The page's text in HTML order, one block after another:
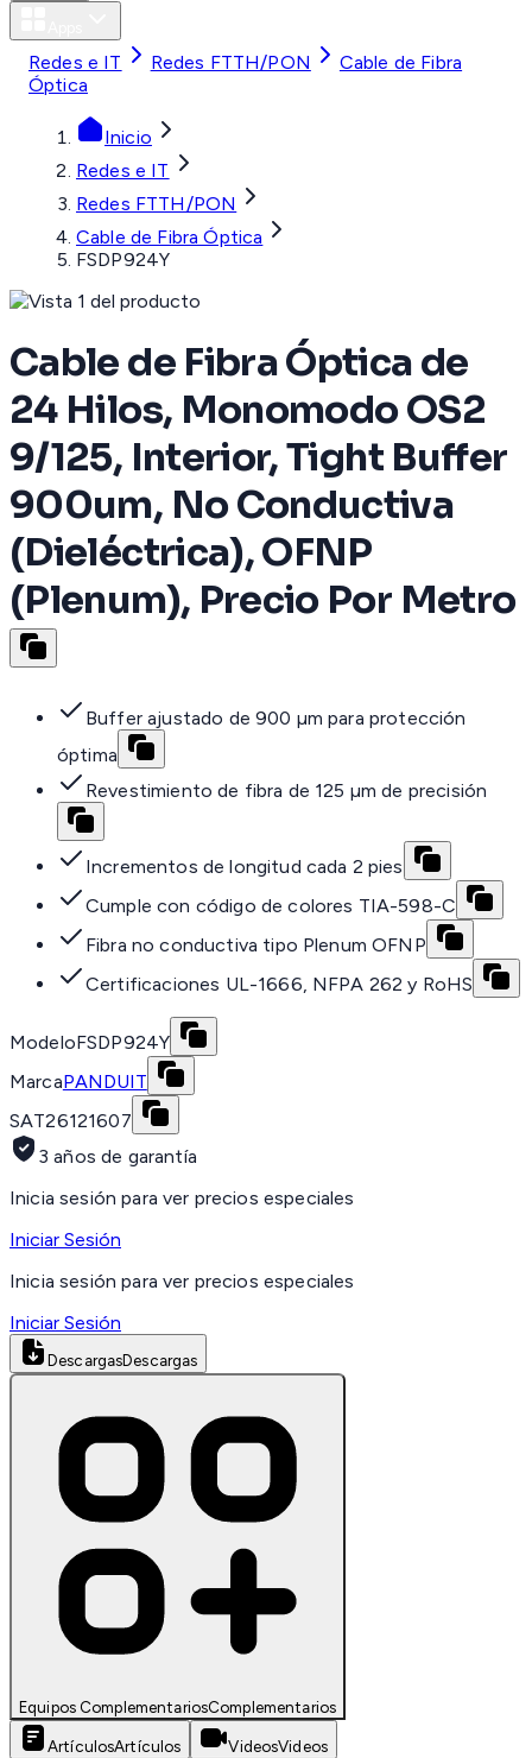
Redes e IT Redes FTTH/PON
Cable de Fibra
Óptica
Inicio
Redes e IT
Redes FTTH/PON
Cable de Fibra Óptica
FSDP924Y
Cable de Fibra Óptica de
24 Hilos, Monomodo OS2
9/125, Interior, Tight Buffer
900um, No Conductiva
(Dieléctrica), OFNP
(Plenum), Precio Por Metro
Buffer ajustado de 900 µm para protección
óptima
Revestimiento de fibra de 125 µm de precisión
Incrementos de longitud cada 2 pies
Cumple con código de colores TIA-598-C
Fibra no conductiva tipo Plenum OFNP
Certificaciones UL-1666, NFPA 262 y RoHS
ModeloFSDP924Y
MarcaPANDUIT
SAT26121607
3 años de garantía
Inicia sesión para ver precios especiales
Iniciar Sesión
Inicia sesión para ver precios especiales
Iniciar Sesión
DescargasDescargas
Equipos ComplementariosComplementarios
ArtículosArtículos VideosVideos